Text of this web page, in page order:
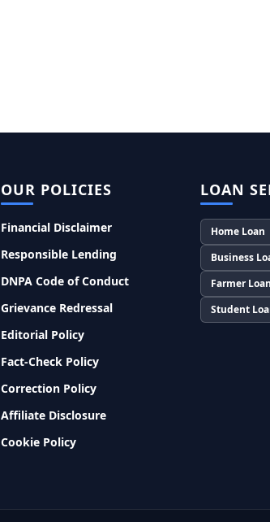
OUR POLICIES
Financial Disclaimer
Responsible Lending
DNPA Code of Conduct
Grievance Redressal
Editorial Policy
Fact-Check Policy
Correction Policy
Affiliate Disclosure
Cookie Policy
LOAN
Home Loan
Business
Farmer Loan
Student